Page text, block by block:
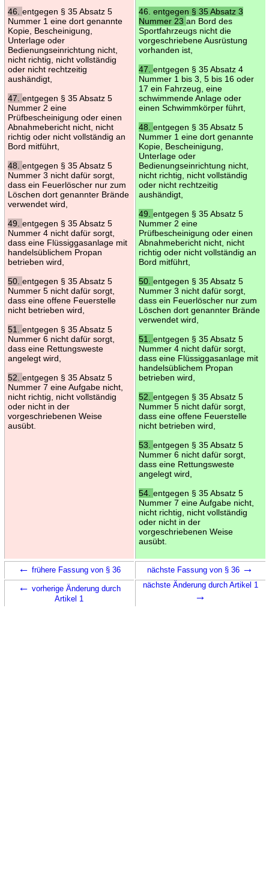
46. entgegen § 35 Absatz 5
Nummer 1 eine dort genannte
Kopie, Bescheinigung,
Unterlage oder
Bedienungseinrichtung nicht,
nicht richtig, nicht vollständig
oder nicht rechtzeitig
aushändigt,
47. entgegen § 35 Absatz 5
Nummer 2 eine
Prüfbescheinigung oder einen
Abnahmebericht nicht, nicht
richtig oder nicht vollständig an
Bord mitführt,
48. entgegen § 35 Absatz 5
Nummer 3 nicht dafür sorgt,
dass ein Feuerlöscher nur zum
Löschen dort genannter Brände
verwendet wird,
49. entgegen § 35 Absatz 5
Nummer 4 nicht dafür sorgt,
dass eine Flüssiggasanlage mit
handelsüblichem Propan
betrieben wird,
50. entgegen § 35 Absatz 5
Nummer 5 nicht dafür sorgt,
dass eine offene Feuerstelle
nicht betrieben wird,
51. entgegen § 35 Absatz 5
Nummer 6 nicht dafür sorgt,
dass eine Rettungsweste
angelegt wird,
52. entgegen § 35 Absatz 5
Nummer 7 eine Aufgabe nicht,
nicht richtig, nicht vollständig
oder nicht in der
vorgeschriebenen Weise
ausübt.
46. entgegen § 35 Absatz 3
Nummer 23 an Bord des
Sportfahrzeugs nicht die
vorgeschriebene Ausrüstung
vorhanden ist,
47. entgegen § 35 Absatz 4
Nummer 1 bis 3, 5 bis 16 oder
17 ein Fahrzeug, eine
schwimmende Anlage oder
einen Schwimmkörper führt,
48. entgegen § 35 Absatz 5
Nummer 1 eine dort genannte
Kopie, Bescheinigung,
Unterlage oder
Bedienungseinrichtung nicht,
nicht richtig, nicht vollständig
oder nicht rechtzeitig
aushändigt,
49. entgegen § 35 Absatz 5
Nummer 2 eine
Prüfbescheinigung oder einen
Abnahmebericht nicht, nicht
richtig oder nicht vollständig an
Bord mitführt,
50. entgegen § 35 Absatz 5
Nummer 3 nicht dafür sorgt,
dass ein Feuerlöscher nur zum
Löschen dort genannter Brände
verwendet wird,
51. entgegen § 35 Absatz 5
Nummer 4 nicht dafür sorgt,
dass eine Flüssiggasanlage mit
handelsüblichem Propan
betrieben wird,
52. entgegen § 35 Absatz 5
Nummer 5 nicht dafür sorgt,
dass eine offene Feuerstelle
nicht betrieben wird,
53. entgegen § 35 Absatz 5
Nummer 6 nicht dafür sorgt,
dass eine Rettungsweste
angelegt wird,
54. entgegen § 35 Absatz 5
Nummer 7 eine Aufgabe nicht,
nicht richtig, nicht vollständig
oder nicht in der
vorgeschriebenen Weise
ausübt.
← frühere Fassung von § 36 nächste Fassung von § 36 →
← vorherige Änderung durch
Artikel 1
nächste Änderung durch Artikel 1
→